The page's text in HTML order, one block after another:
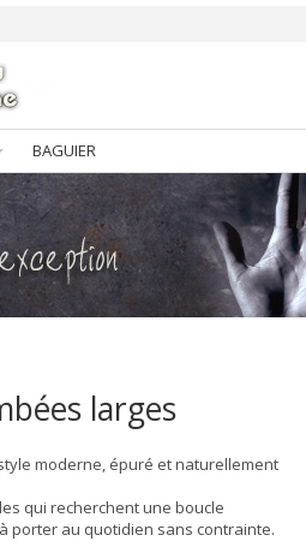
BAGUIER
larges
moderne, épuré et naturellement
qui recherchent une boucle
porter au quotidien sans contrainte.